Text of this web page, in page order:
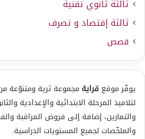
ثالثة ثانوي تقنية
ثالثة إقتصاد و تصرف
قصص
يوفّر موقع قرايةمجموعة ثرية ومتنوّعة
لتلاميذ المرحلة الابتدائية والإعدادية
والتمارين، إضافة إلى فروض المراقبة
والملخّصات لجميع المستويات الدراسية.